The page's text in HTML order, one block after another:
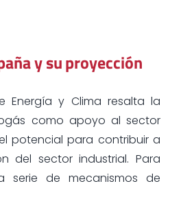
y su proyección
Energía y Clima resalta la
como apoyo al sector
potencial para contribuir a
del sector industrial. Para
serie de mecanismos de